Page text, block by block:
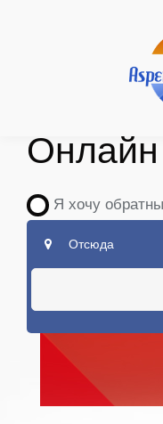
Онлайн
Я хочу
Отсюда